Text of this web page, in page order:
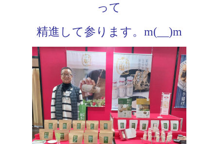
って
精進して参ります。m(__)m